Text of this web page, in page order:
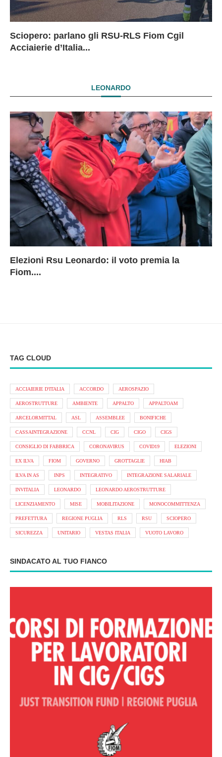
Sciopero: parlano gli RSU-RLS Fiom Cgil
Acciaierie d’Italia...
LEONARDO
Elezioni Rsu Leonardo: il voto premia la
Fiom....
TAG CLOUD
ACCIAIERIE D'ITALIA ACCORDO AEROSPAZIO
AEROSTRUTTURE AMBIENTE APPALTO APPALTOAM
ARCELORMITTAL ASL ASSEMBLEE BONIFICHE
CASSAINTEGRAZIONE CCNL CIG CIGO CIGS
CONSIGLIO DI FABBRICA CORONAVIRUS COVID19 ELEZIONI
EX ILVA FIOM GOVERNO GROTTAGLIE HIAB
ILVA IN AS INPS INTEGRATIVO INTEGRAZIONE SALARIALE
INVITALIA LEONARDO LEONARDO AEROSTRUTTURE
LICENZIAMENTO MISE MOBILITAZIONE MONOCOMMITTENZA
PREFETTURA REGIONE PUGLIA RLS RSU SCIOPERO
SICUREZZA UNITARIO VESTAS ITALIA VUOTO LAVORO
SINDACATO AL TUO FIANCO